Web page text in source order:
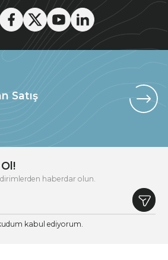
Satış
haberdar olun.
kabul ediyorum.